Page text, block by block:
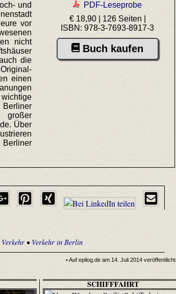
und
vor
nicht
die
einen
großer
Über
PDF-Leseprobe
€ 18,90 | 126 Seiten |
ISBN: 978-3-7693-8917-3
Buch kaufen
Verkehr • Verkehr in Berlin
• Auf epilog.de am 14. Juli 2014 veröffentlicht
SCHIFFFAHRT